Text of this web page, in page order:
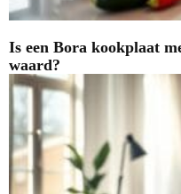
Is een Bora kookplaat
waard?